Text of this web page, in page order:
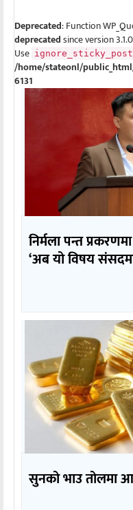
Deprecated: Function
deprecatedsince version
Use
/home/stateonl/
6131
निर्मला पन्त
‘अब यो विषय
सुनको भाउ तोलमा